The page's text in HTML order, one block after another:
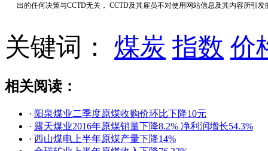
出的任何决策与CCTD无关， CCTD及其雇员不对使用网站信息及其内容所引
关键词： 煤炭 指数 价
相关阅读：
· 阳泉煤业二季度原煤收购价环比下降10元
· 露天煤业2016年原煤销量下降8.2% 净利润增长54.3%
· 西山煤电上半年原煤产量下降14%